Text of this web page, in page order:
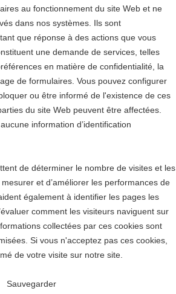
au fonctionnement du site Web et ne
dans nos systèmes. Ils sont
que réponse à des actions que vous
une demande de services, telles
en matière de confidentialité, la
de formulaires. Vous pouvez configurer
ou être informé de l'existence de ces
du site Web peuvent être affectées.
information d’identification
de déterminer le nombre de visites et les
et d’améliorer les performances de
également à identifier les pages les
comment les visiteurs naviguent sur
collectées par ces cookies sont
Si vous n'acceptez pas ces cookies,
de votre visite sur notre site.
Sauvegarder